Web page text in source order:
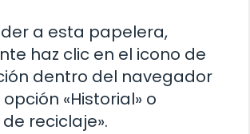
a esta papelera,
haz clic en el icono de
dentro del navegador
«Historial» o
reciclaje».